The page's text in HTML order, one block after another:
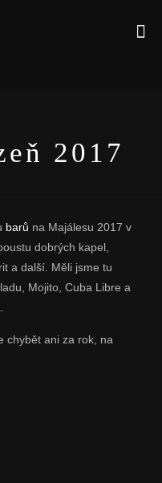
2017
barů na Majálesu 2017 v
dobrých kapel,
a další. Měli jsme tu
Mojito, Cuba Libre a
chybět ani za rok, na